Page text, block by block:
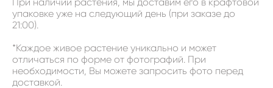
упаковке уже на следующий день (при заказе до
21:00).
*Каждое живое растение уникально и может
отличаться по форме от фотографий. При
необходимости, Вы можете запросить фото перед
доставкой.